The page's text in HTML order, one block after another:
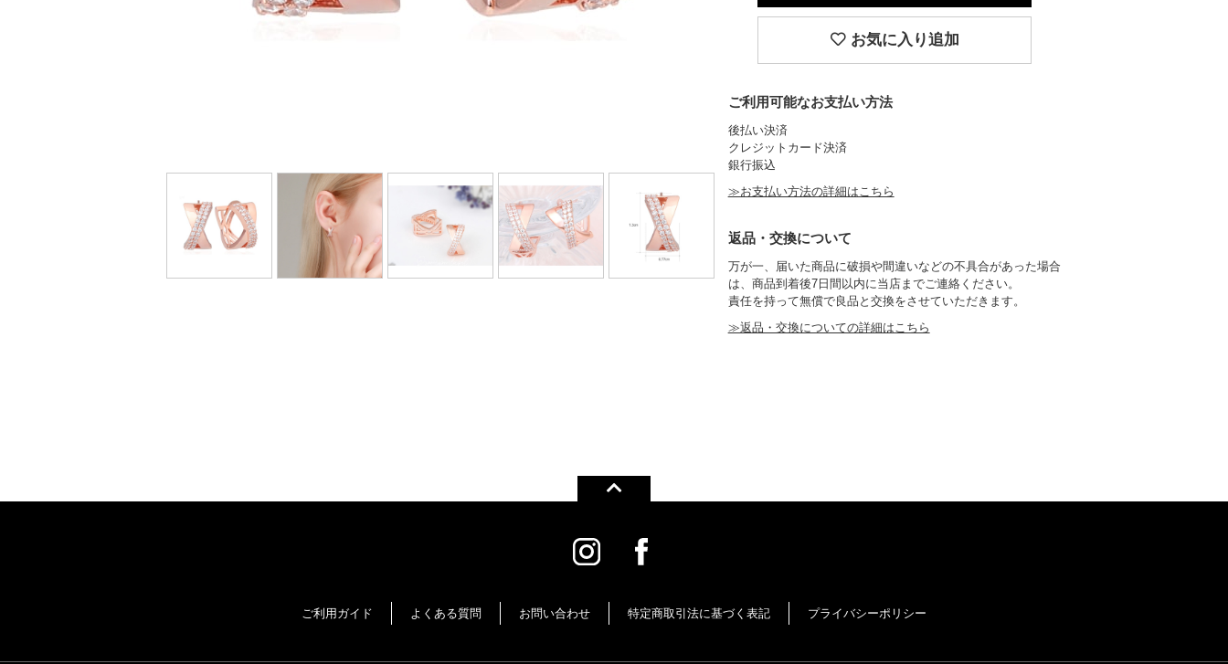
お気に入り追加
ご利用可能なお支払い方法
後払い決済
クレジットカード決済
銀行振込
≫お支払い方法の詳細はこちら
返品・交換について
万が一、届いた商品に破損や間違いなどの不具合があった場合
は、商品到着後7日間以内に当店までご連絡ください。
責任を持って無償で良品と交換をさせていただきます。
≫返品・交換についての詳細はこちら
ご利用ガイド よくある質問 お問い合わせ 特定商取引法に基づく表記 プライバシーポリシー